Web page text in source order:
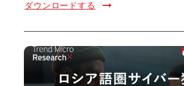
ダウンロードする